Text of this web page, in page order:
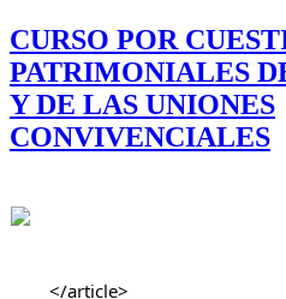
CURSO POR
PATRIMONIALES
Y DE LAS UNIONES
CONVIVENCIALES